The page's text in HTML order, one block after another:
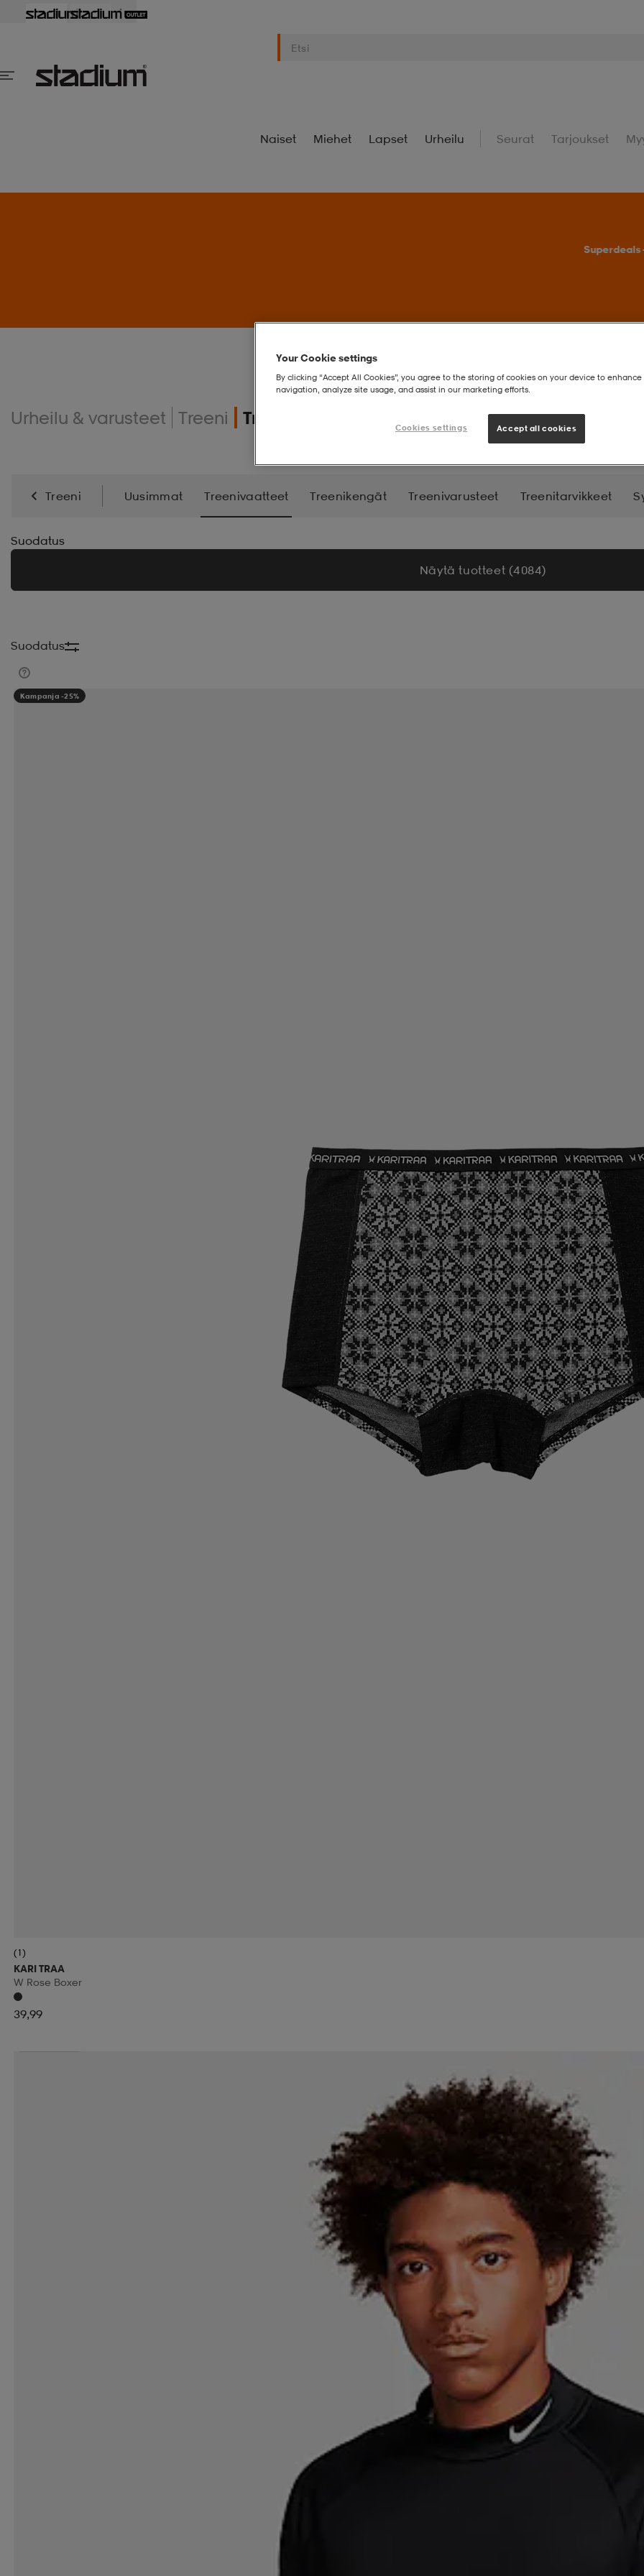
Naiset Miehet Lapset Urheilu Seurat Tarjoukset
Superdeals – Löydä valikoidut suosikit huippuedulliseen hintaan.
Urheilu & varusteet Treeni Treenivaatteet
Treeni Uusimmat Treenivaatteet Treenikengät Treenivarusteet Treenitarvikkeet
Energialisä
Suodatus
Näytä tuotteet (4 084)
Suodatus
Kampanja -25%
(1)
KARI TRAA
W Rose Boxer
39,99
Your Cookie settings
By clicking “Accept All Cookies”, you agree to the storing of cookies on your device to enhance
navigation, analyze site usage, and assist in our marketing efforts.
Cookies settings Accept all cookies